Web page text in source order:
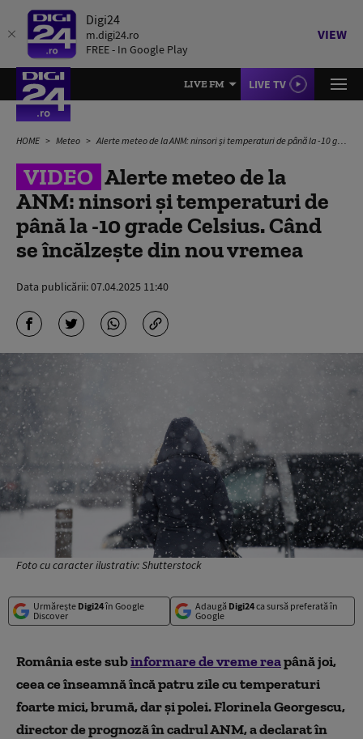
Digi24
m.digi24.ro
FREE - In Google Play
VIEW
LIVE FM LIVE TV
HOME Meteo Alerte meteo de la ANM: ninsori și temperaturi de până la -10 grade Celsius. Când se încălzește din nou vremea
VIDEO Alerte meteo de la
ANM: ninsori și temperaturi de
până la -10 grade Celsius. Când
se încălzește din nou vremea
Data publicării:07.04.2025 11:40
Foto cu caracter ilustrativ: Shutterstock
Urmărește Digi24în Google
Discover
Adaugă Digi24ca sursă preferată în
Google
România este subinformare de vreme reapână joi,
ceea ce înseamnă încă patru zile cu temperaturi
foarte mici, brumă, dar și polei. Florinela Georgescu,
director de prognoză în cadrul ANM, a declarat în